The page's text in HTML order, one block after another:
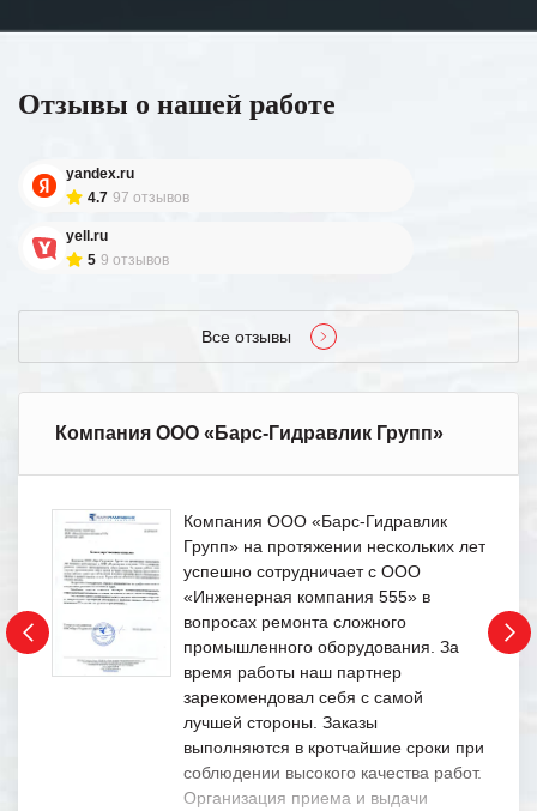
Отзывы о нашей работе
yandex.ru
4.7 97 отзывов
yell.ru
5 9 отзывов
Все отзывы
Компания ООО «Барс-Гидравлик Групп»
Компания ООО «Барс-Гидравлик
Групп» на протяжении нескольких лет
успешно сотрудничает с ООО
«Инженерная компания 555» в
вопросах ремонта сложного
промышленного оборудования. За
время работы наш партнер
зарекомендовал себя с самой
лучшей стороны. Заказы
выполняются в кротчайшие сроки при
соблюдении высокого качества работ.
Организация приема и выдачи